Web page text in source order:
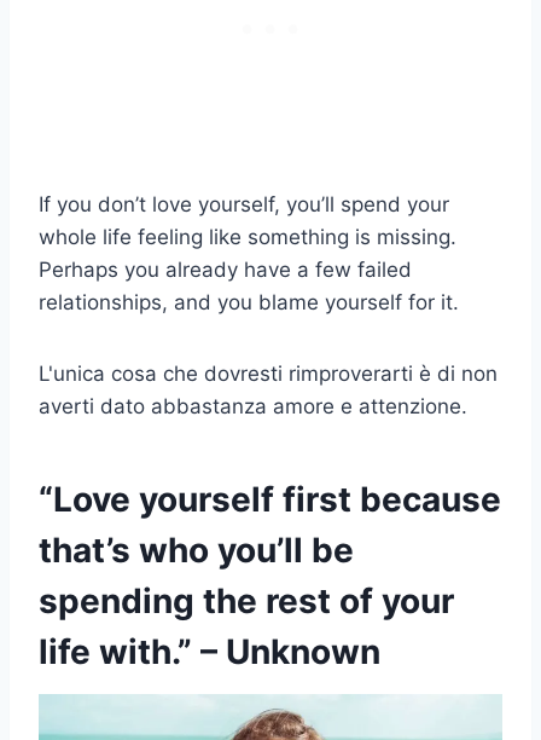
If you don’t love yourself, you’ll spend your
whole life feeling like something is missing.
Perhaps you already have a few failed
relationships, and you blame yourself for it.
L'unica cosa che dovresti rimproverarti è di non
averti dato abbastanza amore e attenzione.
“Love yourself first because
that’s who you’ll be
spending the rest of your
life with.” – Unknown